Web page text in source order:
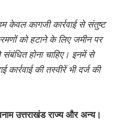
केवल कागजी कार्रवाई से संतुष्ट
को हटाने के लिए जमीन पर
संबंधित होना चाहिए। इनमें से
कार्रवाई की तस्वीरें भी दर्ज की
उत्तराखंड राज्य और अन्य।